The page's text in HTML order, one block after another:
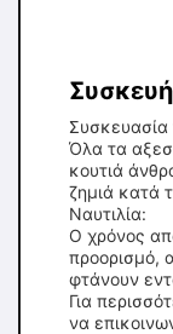
Συσκευασία
Όλα τα
κουτιά
ζημιά κατά
Ναυτιλία:
Ο χρόνος
προορισμό,
φτάνουν
Για
να